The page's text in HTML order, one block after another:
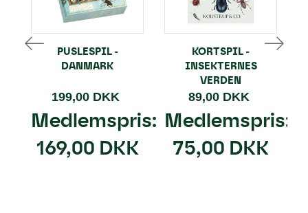
PUSLESPIL -
DANMARK
199,00 DKK
Medlemspris:
169,00 DKK
KORTSPIL -
INSEKTERNES
VERDEN
89,00 DKK
Medlemspris:
75,00 DKK